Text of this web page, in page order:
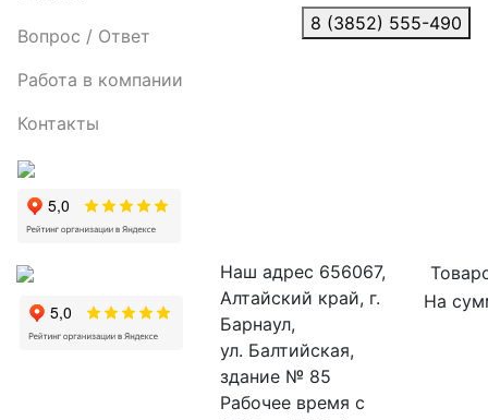
Вопрос / Ответ
Работа в компании
Контакты
8 (3852) 555-490
Наш адрес 656067,
Алтайский край, г.
Барнаул,
ул. Балтийская,
здание № 85
Рабочее время с
На